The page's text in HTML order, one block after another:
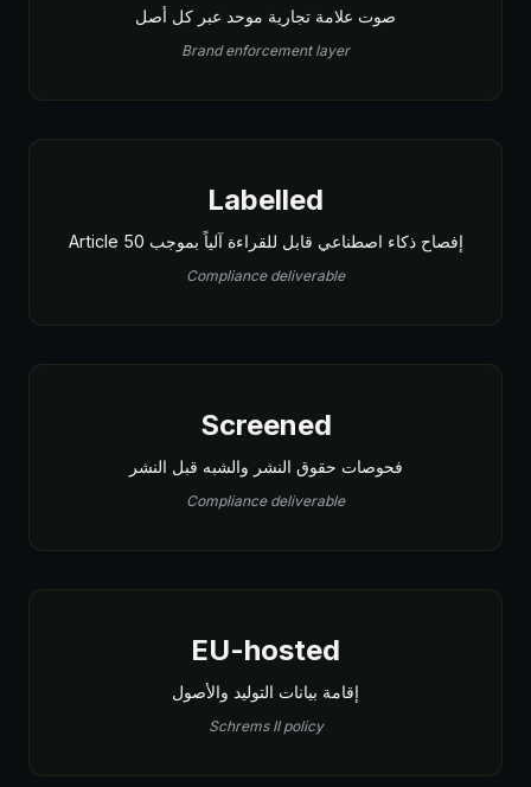
صوت علامة تجارية موحد عبر كل أصل
Brand enforcement layer
Labelled
إفصاح ذكاء اصطناعي قابل للقراءة آلياً بموجب Article 50
Compliance deliverable
Screened
فحوصات حقوق النشر والشبه قبل النشر
Compliance deliverable
EU-hosted
إقامة بيانات التوليد والأصول
Schrems II policy